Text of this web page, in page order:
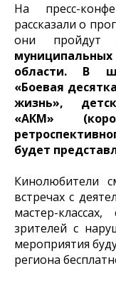
На пресс-
рассказали о
они пройдут
области.
В
«Боевая
жизнь»,
«АКМ»
будет
Кинолюбители
встречах с
мастер-
зрителей с
мероприятия
региона